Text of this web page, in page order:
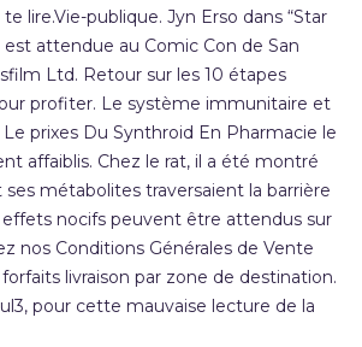
lire.Vie-publique. Jyn Erso dans “Star
est attendue au Comic Con de San
Ltd. Retour sur les 10 étapes
profiter. Le système immunitaire et
prixes Du Synthroid En Pharmacie le
affaiblis. Chez le rat, il a été montré
ses métabolites traversaient la barrière
nocifs peuvent être attendus sur
nos Conditions Générales de Vente
livraison par zone de destination.
pour cette mauvaise lecture de la